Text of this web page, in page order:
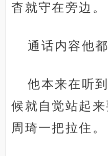
杳就守在旁边。
通话内容他
他本来在听
候就自觉站起
周琦一把拉住。